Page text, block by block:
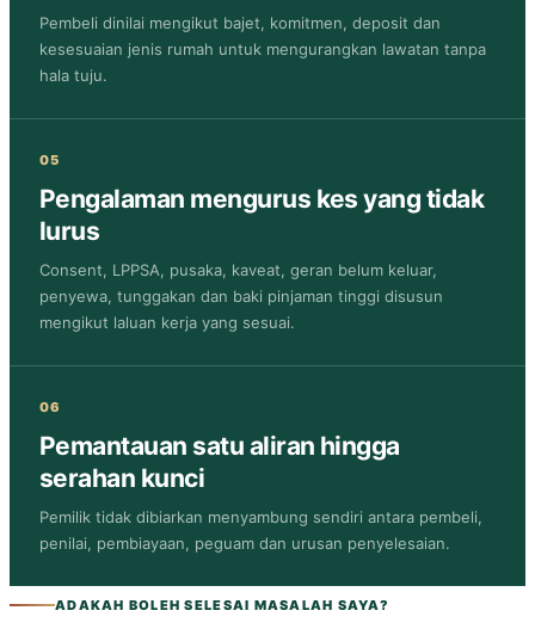
Pembeli dinilai mengikut bajet, komitmen, deposit dan
kesesuaian jenis rumah untuk mengurangkan lawatan tanpa
hala tuju.
05
Pengalaman mengurus kes yang tidak
lurus
Consent, LPPSA, pusaka, kaveat, geran belum keluar,
penyewa, tunggakan dan baki pinjaman tinggi disusun
mengikut laluan kerja yang sesuai.
06
Pemantauan satu aliran hingga
serahan kunci
Pemilik tidak dibiarkan menyambung sendiri antara pembeli,
penilai, pembiayaan, peguam dan urusan penyelesaian.
ADAKAH BOLEH SELESAI MASALAH SAYA?